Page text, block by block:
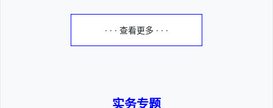
· · · 查看更多 · · ·
实务专题